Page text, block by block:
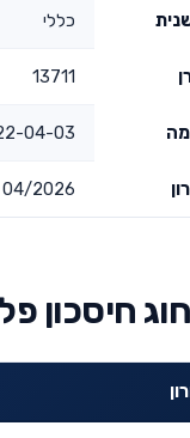
כללי
13711
03 00:00:00
04/2026
חיסכון